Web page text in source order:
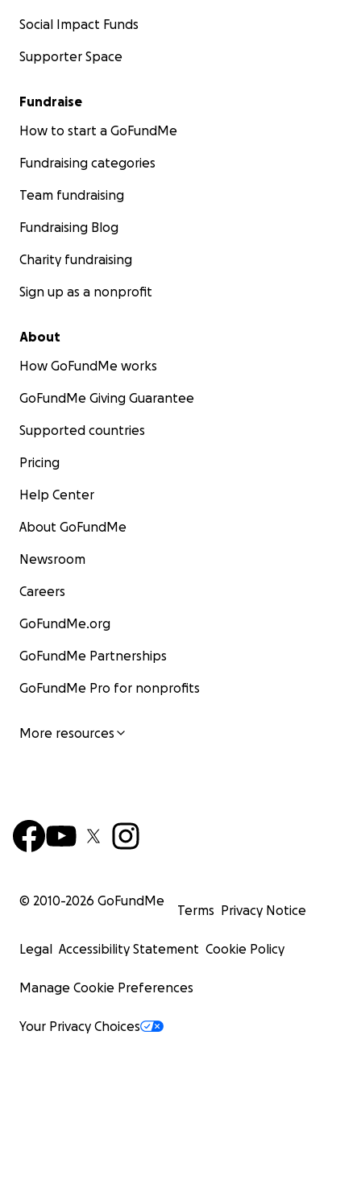
Social Impact Funds
Supporter Space
Fundraise
How to start a GoFundMe
Fundraising categories
Team fundraising
Fundraising Blog
Charity fundraising
Sign up as a nonprofit
About
How GoFundMe works
GoFundMe Giving Guarantee
Supported countries
Pricing
Help Center
About GoFundMe
Newsroom
Careers
GoFundMe.org
GoFundMe Partnerships
GoFundMe Pro for nonprofits
More resources
© 2010-2026 GoFundMe
Terms Privacy Notice
Legal Accessibility Statement Cookie Policy
Manage Cookie Preferences
Your Privacy Choices